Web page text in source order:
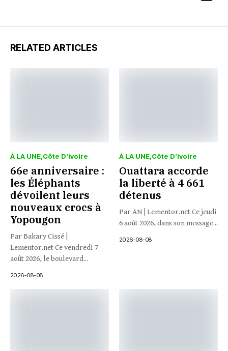
RELATED ARTICLES
À LA UNE Côte D’ivoire
66e anniversaire :
les Éléphants
dévoilent leurs
nouveaux crocs à
Yopougon
Par Bakary Cissé |
Lementor.net Ce vendredi 7
août 2026, le boulevard...
2026-08-08
À LA UNE Côte D’ivoire
Ouattara accorde
la liberté à 4 661
détenus
Par AN | Lementor.net Ce jeudi
6 août 2026, dans son message...
2026-08-08